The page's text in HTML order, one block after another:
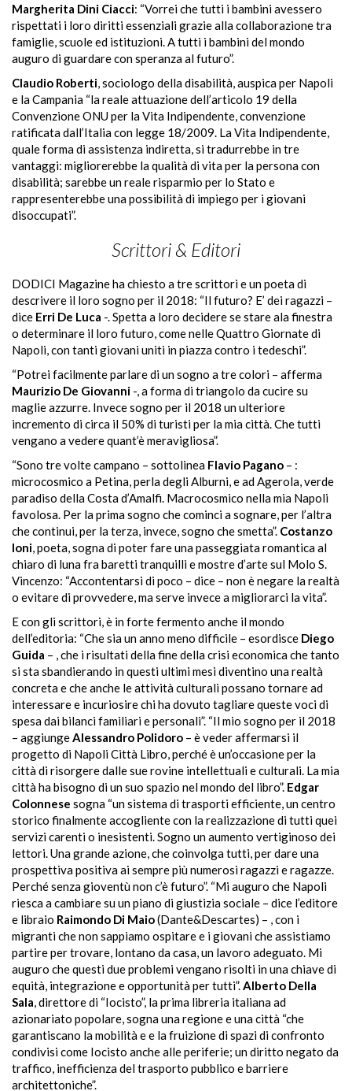
Margherita Dini Ciacci: “Vorreiche tutti i bambini avessero
rispettati i loro diritti essenziali grazie alla collaborazione tra
famiglie, scuole ed istituzioni. A tutti i bambini del mondo
auguro di guardare con speranza al futuro”.
Claudio Roberti, sociologo della disabilità, auspica per Napoli
e la Campania “la reale attuazione dell’articolo 19 della
Convenzione ONU per la Vita Indipendente, convenzione
ratificata dall’Italia con legge 18/2009. La Vita Indipendente,
quale forma di assistenza indiretta, si tradurrebbe in tre
vantaggi: migliorerebbe la qualità di vita per la persona con
disabilità; sarebbe un reale risparmio per lo Stato e
rappresenterebbe una possibilità di impiego per i giovani
disoccupati”.
Scrittori & Editori
DODICI Magazine ha chiesto a tre scrittori e un poeta di
descrivere il loro sogno per il 2018: “Il futuro? E’ dei ragazzi –
dice Erri De Luca -. Spetta a loro decidere se stare ala finestra
o determinare il loro futuro, come nelle Quattro Giornate di
Napoli, con tanti giovani uniti in piazza contro i tedeschi”.
“Potrei facilmente parlare di un sogno a tre colori – afferma
Maurizio De Giovanni -, a forma di triangolo da cucire su
maglie azzurre. Invece sogno per il 2018 un ulteriore
incremento di circa il 50% di turisti per la mia città. Che tutti
vengano a vedere quant’è meravigliosa”.
“Sono tre volte campano – sottolinea Flavio Pagano – :
microcosmico a Petina, perla degli Alburni, e ad Agerola, verde
paradiso della Costad’Amalfi. Macrocosmico nella mia Napoli
favolosa. Per la prima sogno che cominci a sognare, per l’altra
che continui, per la terza, invece, sogno che smetta”. Costanzo
Ioni, poeta, sogna di poter fare una passeggiata romantica al
chiaro di luna fra baretti tranquilli e mostred’artesul Molo S.
Vincenzo: “Accontentarsidi poco – dice – non è negare la realtà
o evitare di provvedere, ma serve invece a migliorarci la vita”.
E con gli scrittori, è in forte fermento anche il mondo
dell’editoria: “Che sia un anno meno difficile – esordisce Diego
Guida – , che i risultati della fine della crisi economica che tanto
si sta sbandierando in questi ultimi mesi diventino una realtà
concreta e che anche le attività culturali possano tornare ad
interessare e incuriosire chi ha dovuto tagliare queste voci di
spesa dai bilanci familiari e personali”. “Il mio sogno per il 2018
– aggiungeAlessandro Polidoro – è veder affermarsi il
progetto di Napoli Città Libro, perché è un’occasione per la
città di risorgere dalle sue rovine intellettuali e culturali. La mia
città ha bisogno di un suo spazio nel mondo del libro”. Edgar
Colonnese sogna “un sistema di trasporti efficiente, un centro
storico finalmente accogliente con la realizzazione di tutti quei
servizi carenti o inesistenti. Sogno un aumento vertiginoso dei
lettori. Una grande azione, che coinvolga tutti, per dare una
prospettiva positiva ai sempre più numerosi ragazzi e ragazze.
Perché senza gioventù non c’è futuro”. “Mi auguro che Napoli
riesca a cambiare su un piano di giustizia sociale – dice l’editore
e libraio Raimondo Di Maio(Dante&Descartes) – , con i
migranti che non sappiamo ospitare e i giovani che assistiamo
partire per trovare, lontano da casa, un lavoro adeguato. Mi
auguro che questi due problemi vengano risolti in una chiave di
equità, integrazione e opportunità per tutti”.Alberto Della
Sala, direttore di “Iocisto”, la prima libreria italiana ad
azionariato popolare, sogna una regione e una città “che
garantiscano la mobilità e e la fruizione di spazi di confronto
condivisi come Iocisto anche alle periferie; un diritto negato da
traffico, inefficienza del trasporto pubblico e barriere
architettoniche”.